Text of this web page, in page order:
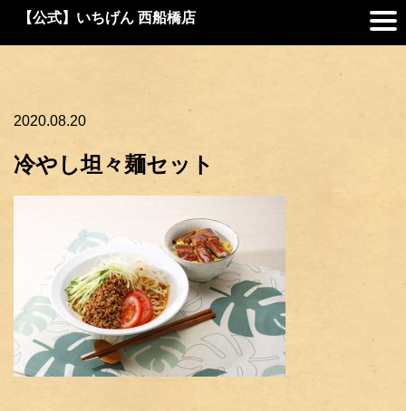
【公式】いちげん 西船橋店
2020.08.20
冷やし坦々麺セット